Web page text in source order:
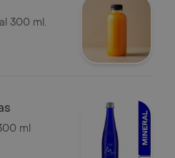
300 ml.
ml